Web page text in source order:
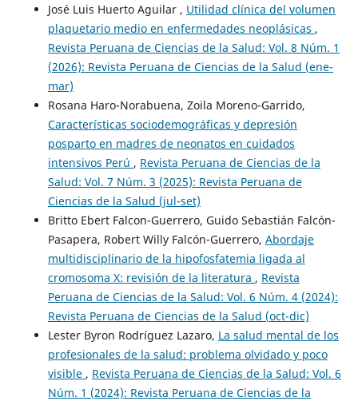
José Luis Huerto Aguilar , Utilidad clínica del volumen
plaquetario medio en enfermedades neoplásicas ,
Revista Peruana de Ciencias de la Salud: Vol. 8 Núm. 1
(2026): Revista Peruana de Ciencias de la Salud (ene-
mar)
Rosana Haro-Norabuena, Zoila Moreno-Garrido,
Características sociodemográficas y depresión
posparto en madres de neonatos en cuidados
intensivos Perú , Revista Peruana de Ciencias de la
Salud: Vol. 7 Núm. 3 (2025): Revista Peruana de
Ciencias de la Salud (jul-set)
Britto Ebert Falcon-Guerrero, Guido Sebastián Falcón-
Pasapera, Robert Willy Falcón-Guerrero, Abordaje
multidisciplinario de la hipofosfatemia ligada al
cromosoma X: revisión de la literatura , Revista
Peruana de Ciencias de la Salud: Vol. 6 Núm. 4 (2024):
Revista Peruana de Ciencias de la Salud (oct-dic)
Lester Byron Rodríguez Lazaro, La salud mental de los
profesionales de la salud: problema olvidado y poco
visible , Revista Peruana de Ciencias de la Salud: Vol. 6
Núm. 1 (2024): Revista Peruana de Ciencias de la